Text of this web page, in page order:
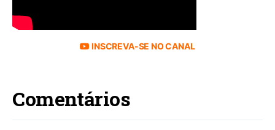
INSCREVA-SE NO CANAL
Comentários